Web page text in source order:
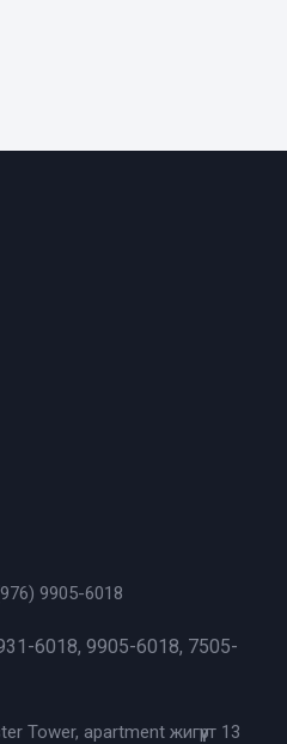
9905-6018
6018, 9905-6018, 7505-
Tower, apartment жигүүрт 13